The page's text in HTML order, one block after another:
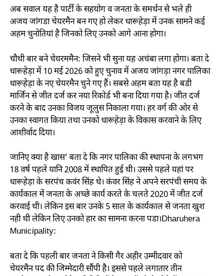
अब सवाल यह है पार्टी के सहयोग व जनता के समर्थन से भले ही
अजय जांगडा चेयरमैन बन गए हो लेकर धारूहेड़ा में उनक सामने कई
अहम चुनोतियां है जिनको लिए उनको आगे आना होगा।
चौथी बार बने चेयरममैन: जिसने भी सुना यह अचंबा लगा होगा। बता दे
धारूहेड़ा में 10 मई 2026 को हुए चुनाव में अजय जांगड़ा नगर पालिका
धारूहेड़ा के नए चेयरमैन चुने गए हैं। सबसे अहम बता यह है बडी
मार्जिन से जीत दर्ज कर नया रिकोर्ड भी बना दिया गया है। जीत दर्ज
करने के बाद उनका विजय जूलुस निकाला गया। हर वर्ग की ओर से
उनका स्वागत किया तथा उनको धारूहेड़ा के विकास करवाने के लिए
आशीर्वाद दिया।
जानिए क्या है खास’ बता दे कि नगर पालिका की स्थापना के लगभग
18 वर्ष पहले यानि 2008 में स्थापित हुई थी। उससे पहले यहां पर
धारूहेड़ा के सरपंच कवंर सिंह थे। कंवर सिंह ने अपने सरपंची समय के
कार्यकाल में जनता के अच्छे कार्य करते के चलते 2020 में जीत दर्ज
करवाई थी। लेकिन इस बार उनके 5 साल के कार्यकाल से जनता खुश
नही थी लेकिन लिए उनको हार का सामना करना पडा।Dharuhera
Municipality:
बता दे कि पहली बार जनता ने किसी गैर अहीर उम्मीदवार को
चेयरमैन पद की जिम्मेदारी सौंपी है। इससे पहले लगातार तीन